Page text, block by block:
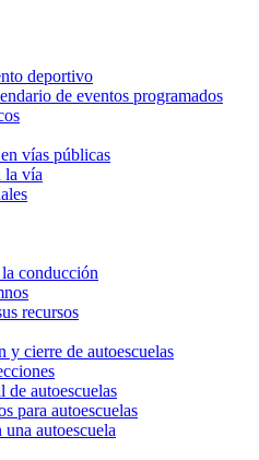
deportivo
de eventos programados
vías públicas
la vía
conducción
recursos
cierre de autoescuelas
de autoescuelas
para autoescuelas
autoescuela